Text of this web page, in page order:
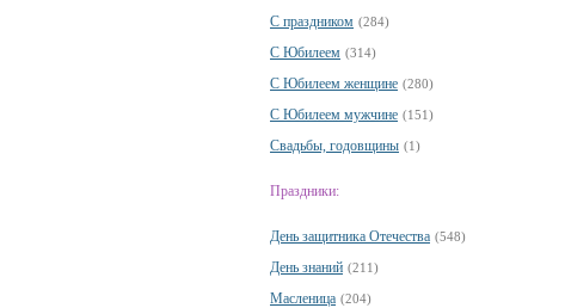
С праздником (284)
С Юбилеем (314)
С Юбилеем женщине (280)
С Юбилеем мужчине (151)
Свадьбы, годовщины (1)
Праздники:
День защитника Отечества (548)
День знаний (211)
Масленица (204)